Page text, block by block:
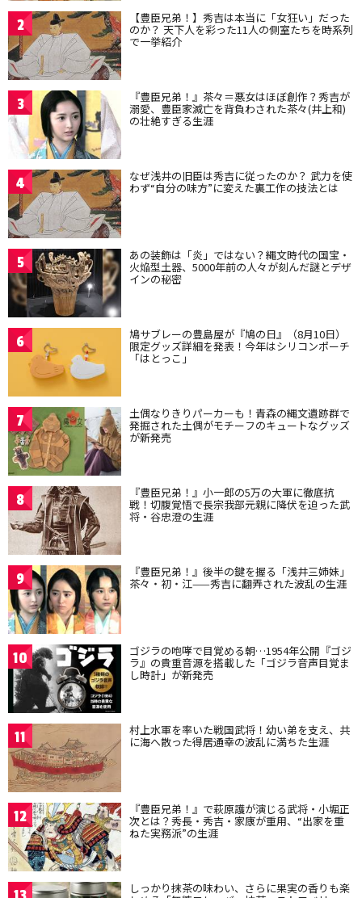
2 【豊臣兄弟！】秀吉は本当に「女狂い」だった
のか？ 天下人を彩った11人の側室たちを時系列
で一挙紹介
3 『豊臣兄弟！』茶々＝悪女はほぼ創作？秀吉が
溺愛、豊臣家滅亡を背負わされた茶々(井上和)
の壮絶すぎる生涯
4 なぜ浅井の旧臣は秀吉に従ったのか？ 武力を使
わず“自分の味方”に変えた裏工作の技法とは
5 あの装飾は「炎」ではない？縄文時代の国宝・
火焔型土器、5000年前の人々が刻んだ謎とデザ
インの秘密
6 鳩サブレーの豊島屋が『鳩の日』（8月10日）
限定グッズ詳細を発表！今年はシリコンポーチ
「はとっこ」
7 土偶なりきりパーカーも！青森の縄文遺跡群で
発掘された土偶がモチーフのキュートなグッズ
が新発売
8 『豊臣兄弟！』小一郎の5万の大軍に徹底抗
戦！切腹覚悟で長宗我部元親に降伏を迫った武
将・谷忠澄の生涯
9 『豊臣兄弟！』後半の鍵を握る「浅井三姉妹」
茶々・初・江——秀吉に翻弄された波乱の生涯
10 ゴジラの咆哮で目覚める朝…1954年公開『ゴジ
ラ』の貴重音源を搭載した「ゴジラ音声目覚ま
し時計」が新発売
11 村上水軍を率いた戦国武将！幼い弟を支え、共
に海へ散った得居通幸の波乱に満ちた生涯
12 『豊臣兄弟！』で萩原護が演じる武将・小堀正
次とは？秀長・秀吉・家康が重用、“出家を重
ねた実務派”の生涯
しっかり抹茶の味わい、さらに果実の香りも楽